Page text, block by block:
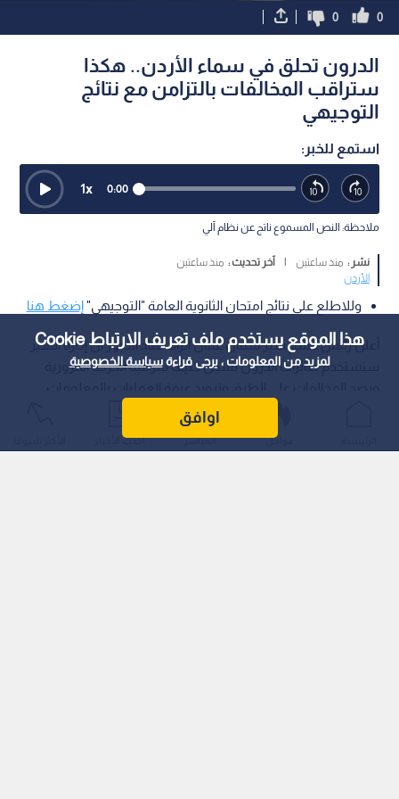
هذا الموقع يستخدم ملف تعريف الارتباط Cookie
لمزيد من المعلومات ، يرجى قراءةسياسة الخصوصية
اوافق
0
0
الدرون تحلق في سماء الأردن.. هكذا
ستراقب المخالفات بالتزامن مع نتائج
التوجيهي
استمع للخبر:
0:00
1x
ملاحظة: النص المسموع ناتج عن نظام آلي
نشر : منذ ساعتين | آخر تحديث : منذ ساعتين
الأردن
وللاطلع على نتائج امتحان الثانوية العامة "التوجيهي"إضغط هنا
أعلن رئيس قسم سير شمال عمان الرائد عناد الجبور أن إدارة السير
ستستخدم طائرات الدرون بشكل كثيف لمراقبة الحركة المرورية
عواجل المباشر أحدث الأخبار